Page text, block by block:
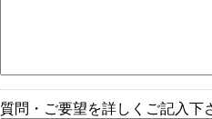
質問・ご要望を詳しくご記入下